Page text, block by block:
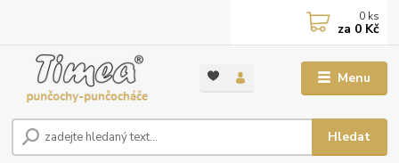
Menu
Hledat
0 ks
za 0 Kč